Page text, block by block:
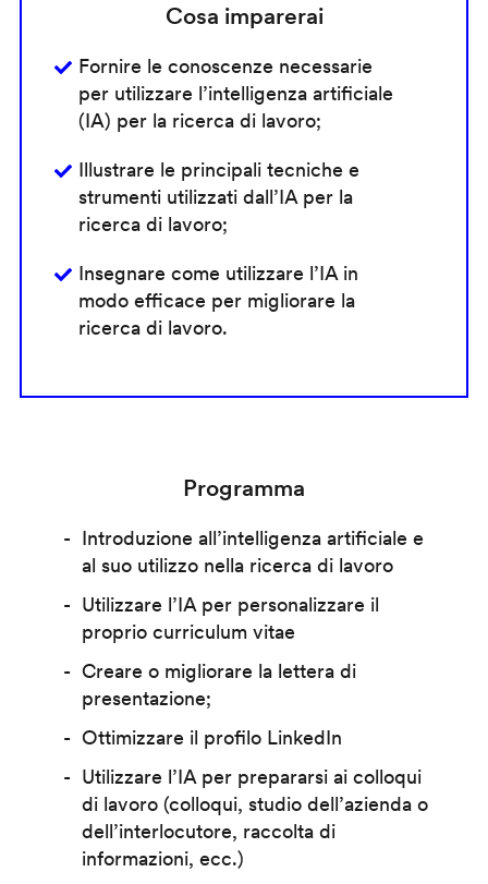
Cosa imparerai
Fornire le conoscenze necessarie
per utilizzare l’intelligenza artificiale
(IA) per la ricerca di lavoro;
Illustrare le principali tecniche e
strumenti utilizzati dall’IA per la
ricerca di lavoro;
Insegnare come utilizzare l’IA in
modo efficace per migliorare la
ricerca di lavoro.
Programma
Introduzione all’intelligenza artificiale e
al suo utilizzo nella ricerca di lavoro
Utilizzare l’IA per personalizzare il
proprio curriculum vitae
Creare o migliorare la lettera di
presentazione;
Ottimizzare il profilo LinkedIn
Utilizzare l’IA per prepararsi ai colloqui
di lavoro (colloqui, studio dell’azienda o
dell’interlocutore, raccolta di
informazioni, ecc.)